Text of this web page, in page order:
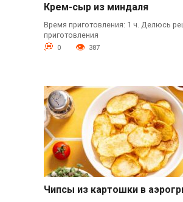
Крем-сыр из миндаля
Время приготовления: 1 ч. Делюсь
приготовления
0 387
Чипсы из картошки в